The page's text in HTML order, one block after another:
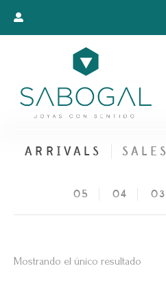
ARRIVALS SALES
05 04 03
Mostrando el único resultado